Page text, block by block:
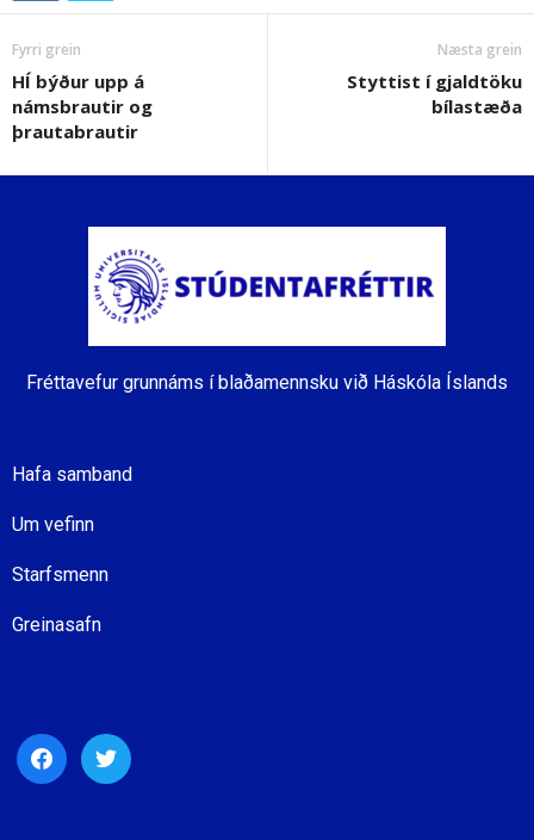
Fyrri grein
HÍ býður upp á
námsbrautir og
þrautabrautir
Næsta grein
Styttist í gjaldtöku
bílastæða
Fréttavefur grunnáms í blaðamennsku við Háskóla Íslands
Hafa samband
Um vefinn
Starfsmenn
Greinasafn
facebooktwitter